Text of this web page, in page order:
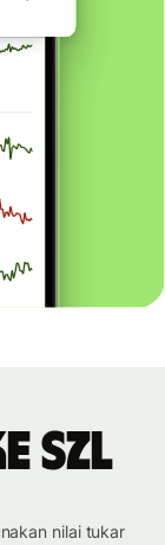
SZL
nilai tukar